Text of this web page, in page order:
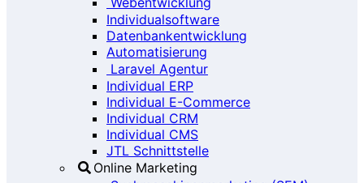
Individualsoftware
Datenbankentwicklung
Automatisierung
Laravel Agentur
Individual ERP
Individual E-Commerce
Individual CRM
Individual CMS
JTL Schnittstelle
Online Marketing